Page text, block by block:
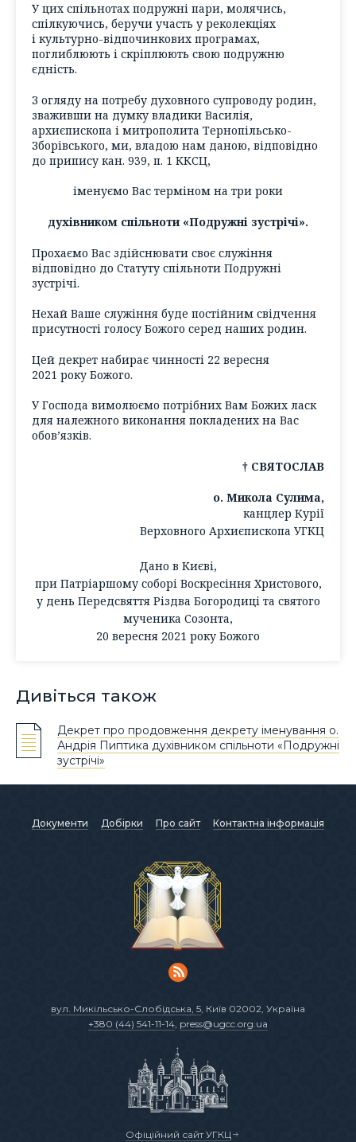
У цих спільнотах подружні пари, молячись,
спілкуючись, беручи участь у реколекціях
і культурно-відпочинкових програмах,
поглиблюють і скріплюють свою подружню
єдність.
З огляду на потребу духовного супроводу родин,
зваживши на думку владики Василія,
архиєпископа і митрополита Тернопільсько-
Зборівського, ми, владою нам даною, відповідно
до припису кан. 939, п. 1 ККСЦ,
іменуємо Вас терміном на три роки
духівником спільноти «Подружні зустрічі».
Прохаємо Вас здійснювати своє служіння
відповідно до Статуту спільноти Подружні
зустрічі.
Нехай Ваше служіння буде постійним свідчення
присутності голосу Божого серед наших родин.
Цей декрет набирає чинності 22 вересня
2021 року Божого.
У Господа вимолюємо потрібних Вам Божих ласк
для належного виконання покладених на Вас
обов’язків.
† СВЯТОСЛАВ
о. Микола Сулима,
канцлер Курії
Верховного Архиєпископа УГКЦ
Дано в Києві,
при Патріаршому соборі Воскресіння Христового,
у день Передсвяття Різдва Богородиці та святого
мученика Созонта,
20 вересня 2021 року Божого
Дивіться також
Декрет про продовження декрету іменування о.
Андрія Пиптика духівником спільноти «Подружні
зустрічі»
Документи Добірки Про сайт Контактна інформація
вул. Микільсько-Слобідська, 5 , Київ 02002, Україна
+380 (44) 541-11-14 press@ugcc.org.ua
Офіційний сайт УГКЦ